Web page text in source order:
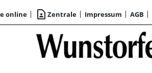
online contact_page Zentrale Impressum AGB